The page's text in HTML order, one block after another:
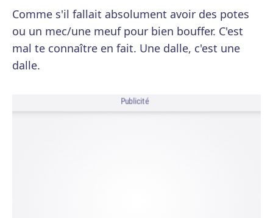
Comme s'il fallait absolument avoir des potes
ou un mec/une meuf pour bien bouffer. C'est
mal te connaître en fait. Une dalle, c'est une
dalle.
Publicité